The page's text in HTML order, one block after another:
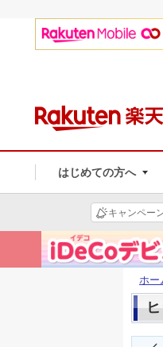
はじめての方へ
キャンペー
ホー